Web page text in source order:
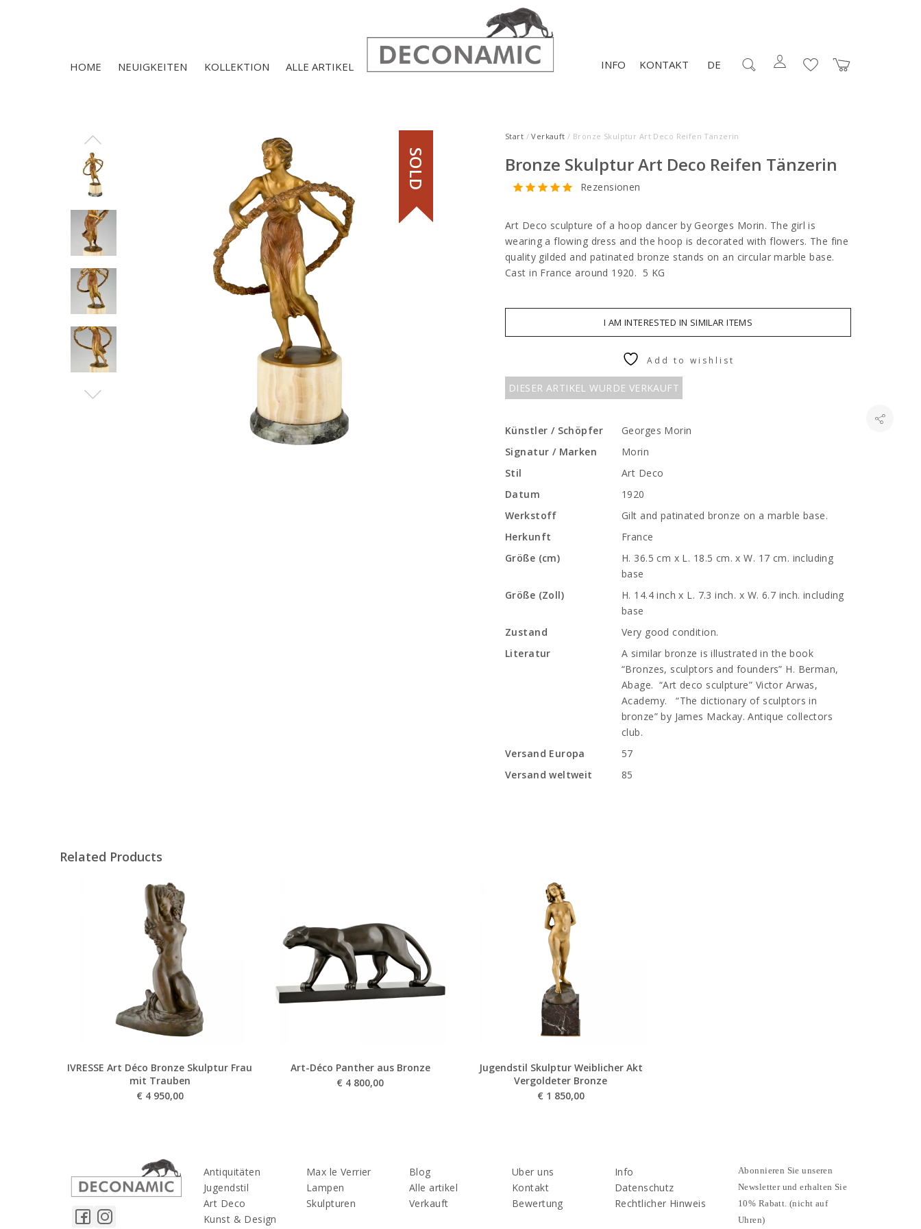
HOME NEUIGKEITEN KOLLEKTION ALLE ARTIKEL KONTAKT
INFO DE
SOLD
Start /Verkauft / Bronze Skulptur Art Deco Reifen Tänzerin
Bronze Skulptur Art Deco Reifen Tänzerin
Rezensionen
Art Deco sculpture of a hoop dancer by Georges Morin. The girl is
wearing a flowing dress and the hoop is decorated with flowers. The fine
quality gilded and patinated bronze stands on an circular marble base.
Cast in France around 1920. 5 KG
I AM INTERESTED IN SIMILAR ITEMS
DIESER ARTIKEL WURDE VERKAUFT
Add to wishlist
Künstler / Schöpfer
Georges Morin
Signatur / Marken
Morin
Stil
Art Deco
Datum
1920
Werkstoff
Gilt and patinated bronze on a marble base.
Herkunft
France
Größe (cm)
H. 36.5 cm x L. 18.5 cm. x W. 17 cm. including
base
Größe (Zoll)
H. 14.4 inch x L. 7.3 inch. x W. 6.7 inch. including
base
Zustand
Very good condition.
Literatur
A similar bronze is illustrated in the book
“Bronzes, sculptors and founders” H. Berman,
Abage. “Art deco sculpture” Victor Arwas,
Academy. “The dictionary of sculptors in
bronze” by James Mackay. Antique collectors
club.
Versand Europa
57
Versand weltweit
85
Related Products
IVRESSE Art Déco Bronze Skulptur Frau
mit Trauben
€ 4 950,00
Art-Déco Panther aus Bronze
€ 4 800,00
Jugendstil Skulptur Weiblicher Akt
Vergoldeter Bronze
€ 1 850,00
Antiquitäten
Jugendstil
Art Deco
Kunst & Design
Max le Verrier
Lampen
Skulpturen
Blog
Alle artikel
Verkauft
Uber uns
Kontakt
Bewertung
Info
Datenschutz
Rechtlicher Hinweis
Abonnieren Sie unseren
Newsletter und erhalten Sie
10% Rabatt. (nicht auf
Uhren)